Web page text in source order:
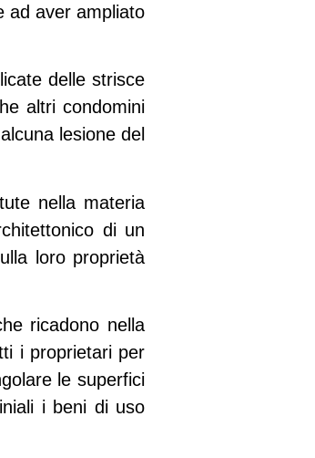
ad aver ampliato
delle strisce
altri condomini
lesione del
nella materia
di un
loro proprietà
ricadono nella
i proprietari per
le superfici
i beni di uso